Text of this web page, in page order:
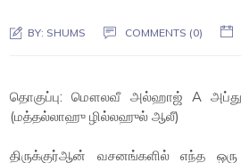
BY: SHUMS COMMENTS (0)
தொகுப்பு: மௌலவீ அல்ஹாஜ் A
(மத்தல்லாஹு ழில்லஹுல் ஆலீ)
திருக்குர்ஆன் வசனங்களில் எந்த